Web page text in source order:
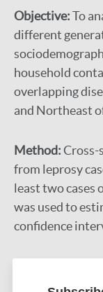
Objective:To
different
household
overlapping
and Northeast
Method:Cross-
from leprosy
least two cases
was used to
confidence
cases were